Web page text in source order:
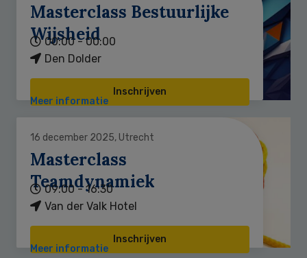
Masterclass Bestuurlijke
Wijsheid
00:00 - 00:00
Den Dolder
Inschrijven
Meer informatie
16 december 2025, Utrecht
Masterclass
Teamdynamiek
09:00 - 16:30
Van der Valk Hotel
Inschrijven
Meer informatie